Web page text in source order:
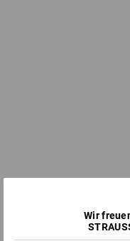
Wir